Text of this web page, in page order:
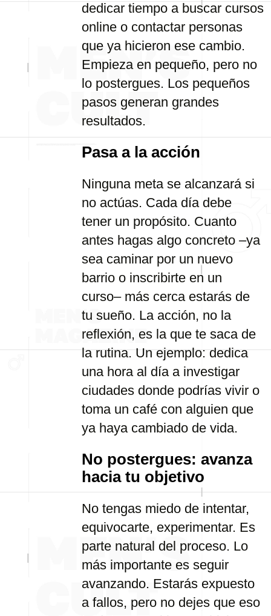
dedicar tiempo a buscar cursos
online o contactar personas
que ya hicieron ese cambio.
Empieza en pequeño, pero no
lo postergues. Los pequeños
pasos generan grandes
resultados.
Pasa a la acción
Ninguna meta se alcanzará si
no actúas. Cada día debe
tener un propósito. Cuanto
antes hagas algo concreto –ya
sea caminar por un nuevo
barrio o inscribirte en un
curso– más cerca estarás de
tu sueño. La acción, no la
reflexión, es la que te saca de
la rutina. Un ejemplo: dedica
una hora al día a investigar
ciudades donde podrías vivir o
toma un café con alguien que
ya haya cambiado de vida.
No postergues: avanza
hacia tu objetivo
No tengas miedo de intentar,
equivocarte, experimentar. Es
parte natural del proceso. Lo
más importante es seguir
avanzando. Estarás expuesto
a fallos, pero no dejes que eso